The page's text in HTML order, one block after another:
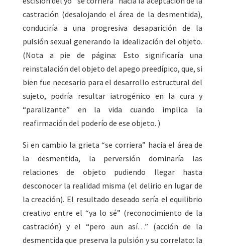
castración (desalojando el área de la desmentida),
conduciría a una progresiva desaparición de la
pulsión sexual generando la idealización del objeto.
(Nota a pie de página: Esto significaría una
reinstalación del objeto del apego preedípico, que, si
bien fue necesario para el desarrollo estructural del
sujeto, podría resultar iatrogénico en la cura y
“paralizante” en la vida cuando implica la
reafirmación del poderío de ese objeto. )
Si en cambio la grieta “se corriera” hacia el área de
la desmentida, la perversión dominaría las
relaciones de objeto pudiendo llegar hasta
desconocer la realidad misma (el delirio en lugar de
la creación). El resultado deseado sería el equilibrio
creativo entre el “ya lo sé” (reconocimiento de la
castración) y el “pero aun así…” (acción de la
desmentida que preserva la pulsión y su correlato: la